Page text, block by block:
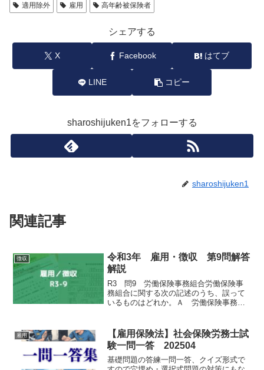
適用除外
雇用 高年齢被保険者
シェアする
X Facebook はてブ
LINE コピー
sharoshijuken1をフォローする
sharoshijuken1
関連記事
徴収
令和3年 雇用・徴収 第9問解答
解説
R3 問9 労働保険事務組合労働保険事
務組合に関する次の記述のうち、誤って
いるものはどれか。Ａ 労働保険事務組
処理の委託をしている事業主ごとに雇用
保険被保険者関係届出事...
雇用
【雇用保険法】社会保険労務士試
験一問一答 202504
基礎問題の答練一問一答、クイズ形式で